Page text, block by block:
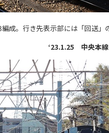
成。行き先表示部には「回送」
‘23.1.25 中央本線